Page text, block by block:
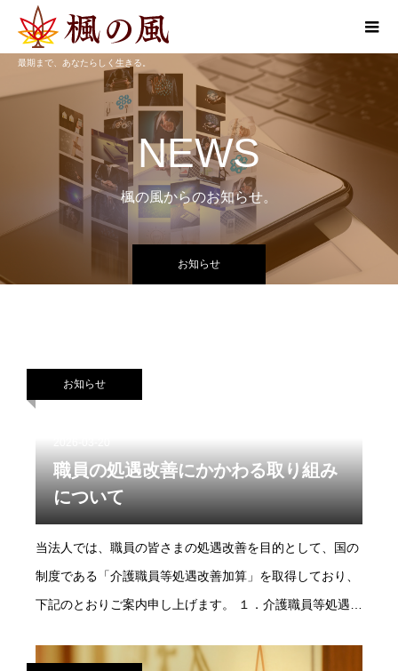
最期まで、あなたらしく生きる。
NEWS
楓の風からのお知らせ。
お知らせ
お知らせ
職員の処遇改善にかかわる取り組み
について
当法人では、職員の皆さまの処遇改善を目的として、国の
制度である「介護職員等処遇改善加算」を取得しており、
下記のとおりご案内申し上げます。 １．介護職員等処遇改
分野で働く職員の賃金改善や、職場環境の向上を目的とし